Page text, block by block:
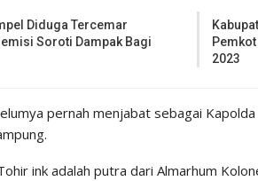
Diduga Tercemar
Soroti Dampak Bagi
2023
pernah menjabat sebagai
ink adalah putra dari Almarhum